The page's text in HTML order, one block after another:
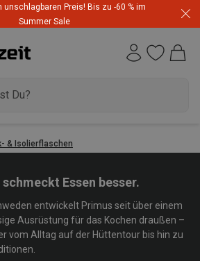
unschlagbaren Preis! Bis zu -60 % im
Summer Sale
& Isolierflaschen
Essen besser.
entwickelt Primus seit über einem
Ausrüstung für das Kochen draußen –
vom Alltag auf der Hüttentour bis hin zu